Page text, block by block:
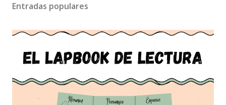
Entradas populares